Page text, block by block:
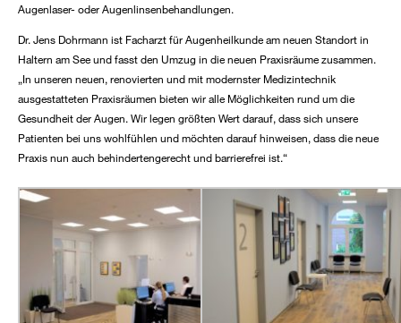
Augenlaser- oder Augenlinsenbehandlungen.
Dr. Jens Dohrmann ist Facharzt für Augenheilkunde am neuen Standort in
Haltern am See und fasst den Umzug in die neuen Praxisräume zusammen.
„In unseren neuen, renovierten und mit modernster Medizintechnik
ausgestatteten Praxisräumen bieten wir alle Möglichkeiten rund um die
Gesundheit der Augen. Wir legen größten Wert darauf, dass sich unsere
Patienten bei uns wohlfühlen und möchten darauf hinweisen, dass die neue
Praxis nun auch behindertengerecht und barrierefrei ist.“